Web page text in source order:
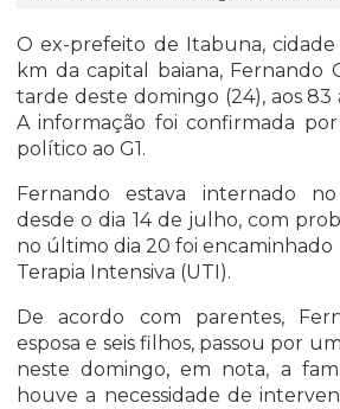
O ex-prefeito de Itabuna, cidade
km da capital baiana, Fernando
tarde deste domingo (24), aos 83
A informação foi confirmada
político ao G1.
Fernando estava internado
desde o dia 14 de julho, com
no último dia 20 foi encaminhado
Terapia Intensiva (UTI).
De acordo com parentes,
esposa e seis filhos, passou por
neste domingo, em nota, a
houve a necessidade de